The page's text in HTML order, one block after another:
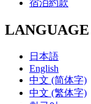
宿泊約款
LANGUAGE
日本語
English
中文 (简体字)
中文 (繁体字)